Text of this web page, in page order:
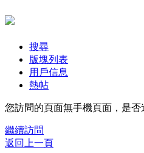
搜尋
版塊列表
用戶信息
熱帖
您訪問的頁面無手機頁面，是否
繼續訪問
返回上一頁